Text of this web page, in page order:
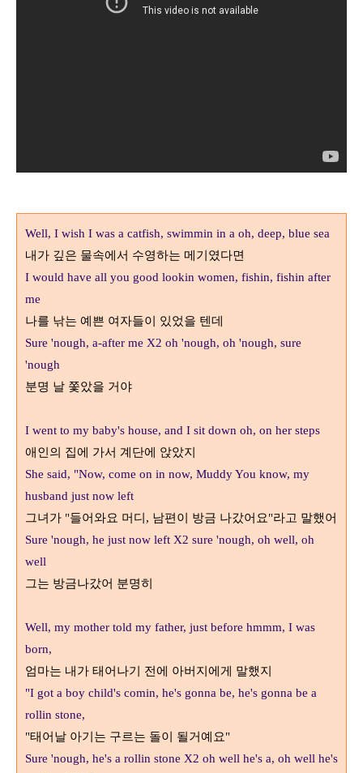
Well, I wish I was a catfish, swimmin in a oh, deep, blue sea
내가 깊은 물속에서 수영하는 메기였다면
I would have all you good lookin women, fishin, fishin after
me
나를 낚는 예쁜 여자들이 있었을 텐데
Sure 'nough, a-after me X2 oh 'nough, oh 'nough, sure
'nough
분명 날 쫓았을 거야
I went to my baby's house, and I sit down oh, on her steps
애인의 집에 가서 계단에 앉았지
She said, "Now, come on in now, Muddy You know, my
husband just now left
그녀가 "들어와요 머디 , 남편이 방금 나갔어요"라고 말했어
Sure 'nough, he just now left X2 sure 'nough, oh well, oh
well
그는 방금나갔어 분명히
Well, my mother told my father, just before hmmm, I was
born,
엄마는 내가 태어나기 전에 아버지에게 말했지
"I got a boy child's comin, he's gonna be, he's gonna be a
rollin stone,
"태어날 아기는 구르는 돌이 될거예요"
Sure 'nough, he's a rollin stone X2 oh well he's a, oh well he's